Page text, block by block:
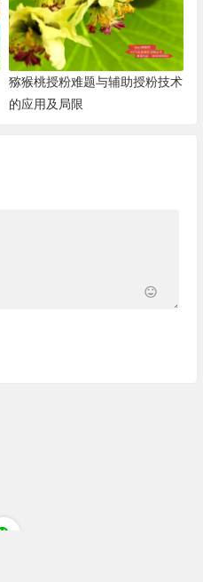
猕猴桃授粉难题与辅助授粉技术
的应用及局限